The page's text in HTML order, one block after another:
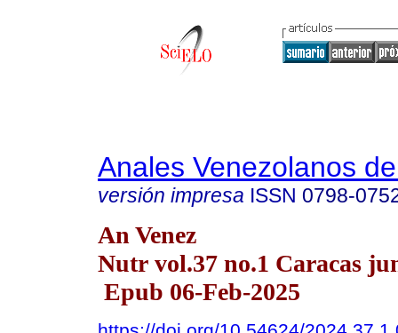
Anales Venezolanos
versión impresa ISSN 0798-
An Venez
Nutr vol.37 no.1 Caracas
Epub 06-Feb-2025